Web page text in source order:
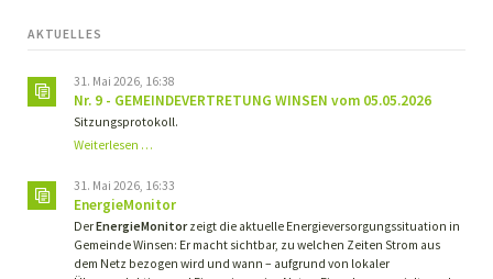
AKTUELLES
31. Mai 2026, 16:38
Nr. 9 - GEMEINDEVERTRETUNG WINSEN vom 05.05.2026
Sitzungsprotokoll.
Weiterlesen …
-
GEMEINDEVERTRETUNG
31. Mai 2026, 16:33
EnergieMonitor
DerEnergieMonitorzeigt die aktuelle Energieversorgungssituation in
Gemeinde Winsen: Er macht sichtbar, zu welchen Zeiten Strom aus
dem Netz bezogen wird und wann – aufgrund von lokaler